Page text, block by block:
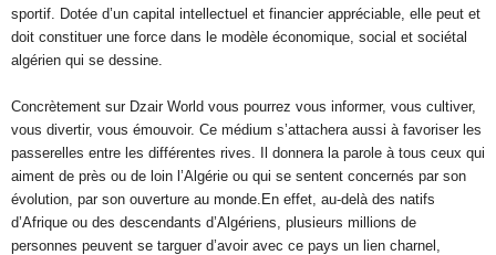
sportif. Dotée d’un capital intellectuel et financier appréciable, elle peut et
doit constituer une force dans le modèle économique, social et sociétal
algérien qui se dessine.
Concrètement sur Dzair World vous pourrez vous informer, vous cultiver,
vous divertir, vous émouvoir. Ce médium s’attachera aussi à favoriser les
passerelles entre les différentes rives. Il donnera la parole à tous ceux qui
aiment de près ou de loin l’Algérie ou qui se sentent concernés par son
évolution, par son ouverture au monde.En effet, au-delà des natifs
d’Afrique ou des descendants d’Algériens, plusieurs millions de
personnes peuvent se targuer d’avoir avec ce pays un lien charnel,